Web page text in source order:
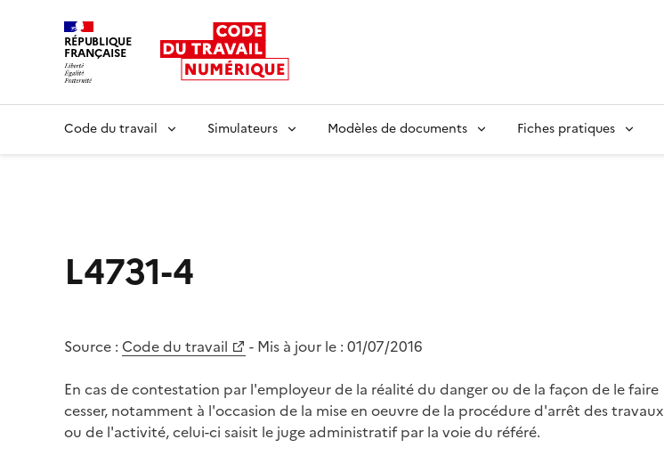
RÉPUBLIQUE
FRANÇAISE
Code du travail Simulateurs Modèles de documents Fiches pratiques
L4731-4
Source : Code du travail - Mis à jour le : 01/07/2016
En cas de contestation par l'employeur de la réalité du danger ou de la façon de le faire
cesser, notamment à l'occasion de la mise en oeuvre de la procédure d'arrêt des travaux
ou de l'activité, celui-ci saisit le juge administratif par la voie du référé.